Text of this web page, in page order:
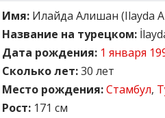
Имя:Илайда Алишан (Ilayda
Название на турецком:
Дата рождения: 1 января
Сколько лет:30 лет
Место рождения: Стамбул,
Рост:171 см